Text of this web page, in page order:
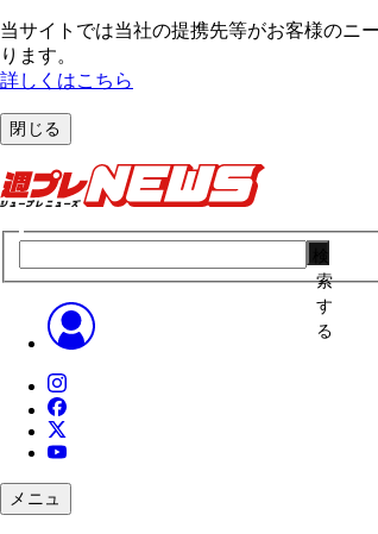
当サイトでは当社の提携先等がお客様のニ
ります。
詳しくはこちら
閉じる
索
す
る
メニュ